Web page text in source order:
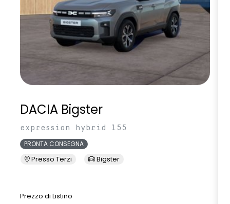
sistema di controllo della pressione pneumatici indiretto
sistema di frenata d'emergenza attiva
sistema multimediale openR link 10.4" con Google integrato
volante in pelle
DACIA Bigster
expression hybrid 155
PRONTA CONSEGNA
Presso Terzi Bigster
Prezzo di Listino